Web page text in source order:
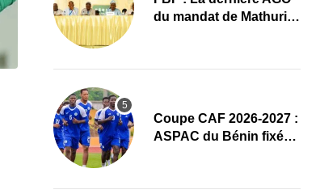
du mandat de Mathurin
Coupe CAF 2026-2027 :
ASPAC du Bénin fixé